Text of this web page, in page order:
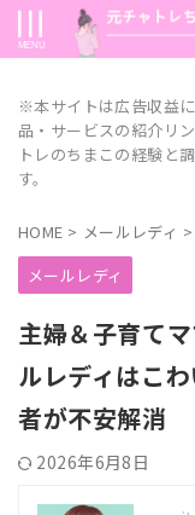
※本サイトは広告収益
品・サービスの紹介リ
トレのちまこの経験と
す。
HOME > メールレディ >
メールレディ
主婦＆子育て
ルレディはこ
者が不安解消
2026年6月8日